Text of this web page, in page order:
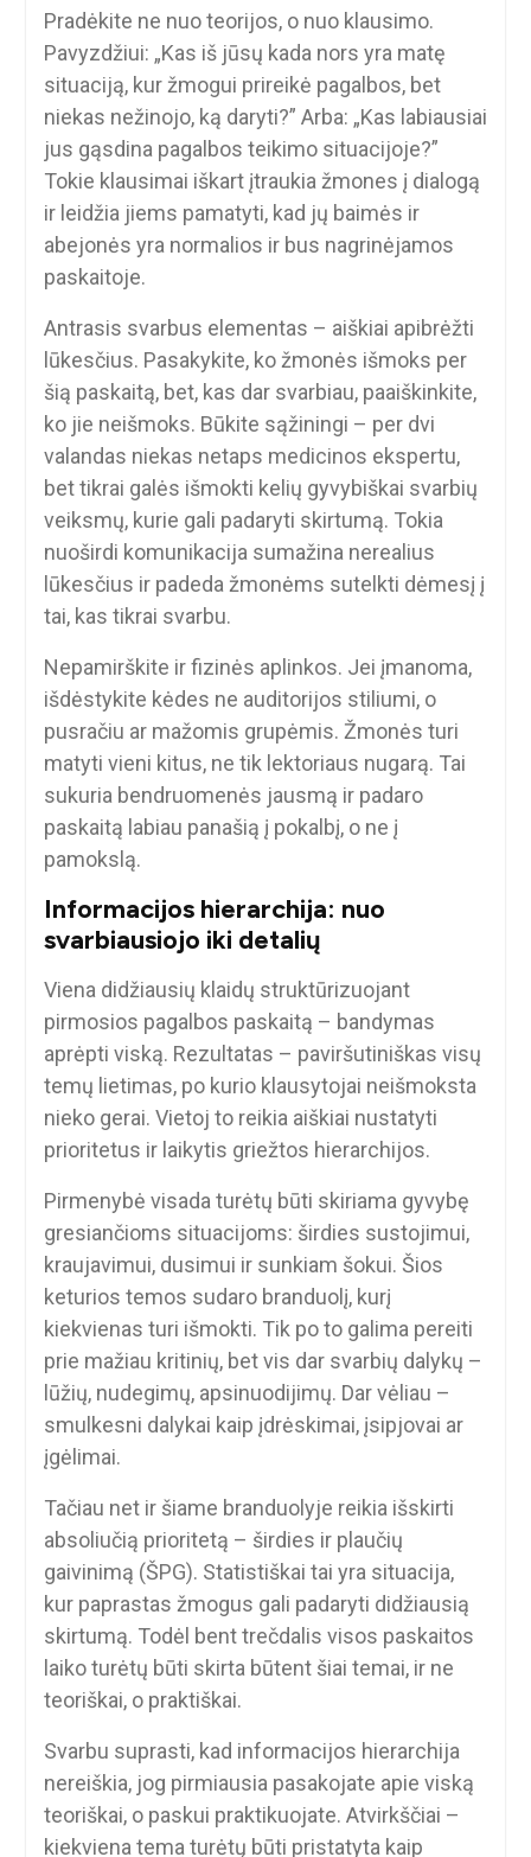
Pradėkite ne nuo teorijos, o nuo klausimo.
Pavyzdžiui: „Kas iš jūsų kada nors yra matę
situaciją, kur žmogui prireikė pagalbos, bet
niekas nežinojo, ką daryti?” Arba: „Kas labiausiai
jus gąsdina pagalbos teikimo situacijoje?”
Tokie klausimai iškart įtraukia žmones į dialogą
ir leidžia jiems pamatyti, kad jų baimės ir
abejonės yra normalios ir bus nagrinėjamos
paskaitoje.
Antrasis svarbus elementas – aiškiai apibrėžti
lūkesčius. Pasakykite, ko žmonės išmoks per
šią paskaitą, bet, kas dar svarbiau, paaiškinkite,
ko jie neišmoks. Būkite sąžiningi – per dvi
valandas niekas netaps medicinos ekspertu,
bet tikrai galės išmokti kelių gyvybiškai svarbių
veiksmų, kurie gali padaryti skirtumą. Tokia
nuoširdi komunikacija sumažina nerealius
lūkesčius ir padeda žmonėms sutelkti dėmesį į
tai, kas tikrai svarbu.
Nepamirškite ir fizinės aplinkos. Jei įmanoma,
išdėstykite kėdes ne auditorijos stiliumi, o
pusračiu ar mažomis grupėmis. Žmonės turi
matyti vieni kitus, ne tik lektoriaus nugarą. Tai
sukuria bendruomenės jausmą ir padaro
paskaitą labiau panašią į pokalbį, o ne į
pamokslą.
Informacijos hierarchija: nuo
svarbiausiojo iki detalių
Viena didžiausių klaidų struktūrizuojant
pirmosios pagalbos paskaitą – bandymas
aprėpti viską. Rezultatas – paviršutiniškas visų
temų lietimas, po kurio klausytojai neišmoksta
nieko gerai. Vietoj to reikia aiškiai nustatyti
prioritetus ir laikytis griežtos hierarchijos.
Pirmenybė visada turėtų būti skiriama gyvybę
gresiančioms situacijoms: širdies sustojimui,
kraujavimui, dusimui ir sunkiam šokui. Šios
keturios temos sudaro branduolį, kurį
kiekvienas turi išmokti. Tik po to galima pereiti
prie mažiau kritinių, bet vis dar svarbių dalykų –
lūžių, nudegimų, apsinuodijimų. Dar vėliau –
smulkesni dalykai kaip įdrėskimai, įsipjovai ar
įgėlimai.
Tačiau net ir šiame branduolyje reikia išskirti
absoliučią prioritetą – širdies ir plaučių
gaivinimą (ŠPG). Statistiškai tai yra situacija,
kur paprastas žmogus gali padaryti didžiausią
skirtumą. Todėl bent trečdalis visos paskaitos
laiko turėtų būti skirta būtent šiai temai, ir ne
teoriškai, o praktiškai.
Svarbu suprasti, kad informacijos hierarchija
nereiškia, jog pirmiausia pasakojate apie viską
teoriškai, o paskui praktikuojate. Atvirkščiai –
kiekviena tema turėtų būti pristatyta kaip